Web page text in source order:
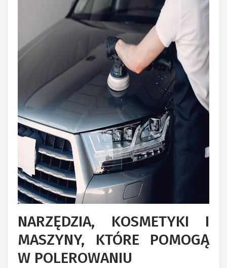
NARZĘDZIA, KOSMETYKI I
MASZYNY, KTÓRE POMOGĄ
W POLEROWANIU